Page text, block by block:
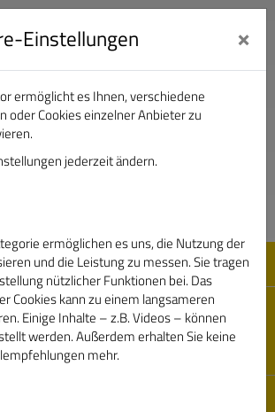
Sportjournalisten e.V.
Einstellungen ×
ermöglicht es Ihnen, verschiedene
oder Cookies einzelner Anbieter zu
jederzeit ändern.
ermöglichen es uns, die Nutzung der
und die Leistung zu messen. Sie tragen
nützlicher Funktionen bei. Das
Cookies kann zu einem langsameren
Einige Inhalte – z.B. Videos – können
werden. Außerdem erhalten Sie keine
mehr.